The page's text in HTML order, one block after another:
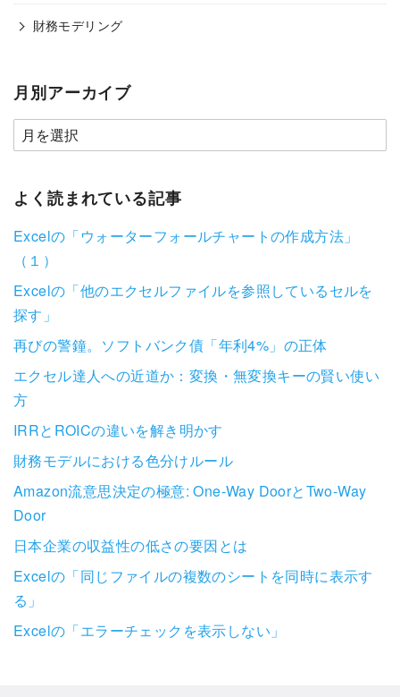
財務モデリング
月別アーカイブ
よく読まれている記事
Excelの「ウォーターフォールチャートの作成方法」
（１）
Excelの「他のエクセルファイルを参照しているセルを
探す」
再びの警鐘。ソフトバンク債「年利4%」の正体
エクセル達人への近道か：変換・無変換キーの賢い使い
方
IRRとROICの違いを解き明かす
財務モデルにおける色分けルール
Amazon流意思決定の極意: One-Way DoorとTwo-Way
Door
日本企業の収益性の低さの要因とは
Excelの「同じファイルの複数のシートを同時に表示す
る」
Excelの「エラーチェックを表示しない」